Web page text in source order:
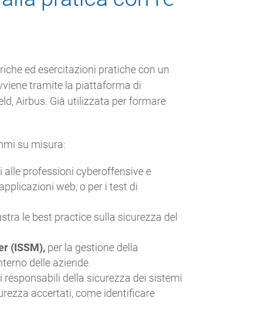
ed esercitazioni pratiche con un
tramite la piattaforma di
Airbus. Già utilizzata per formare
su misura:
alle professioni cyberoffensive e
web, o per i test di
le best practice sulla sicurezza del
(ISSM), per la gestione della
delle aziende.
responsabili della sicurezza dei sistemi
accertati, come identificare